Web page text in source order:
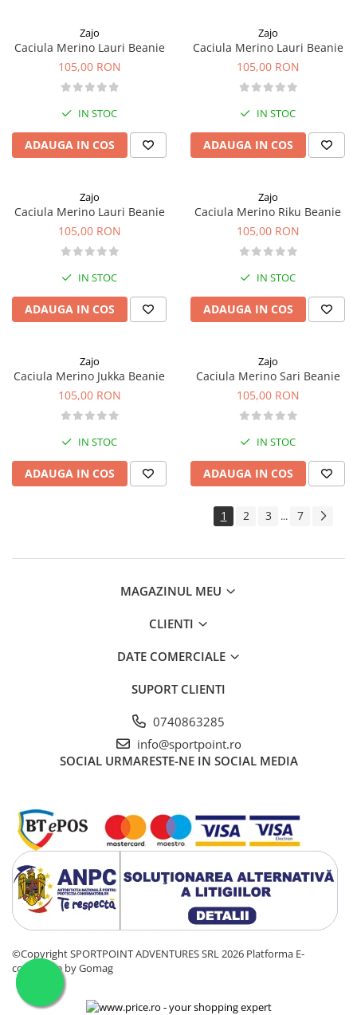
Zajo
Caciula Merino Lauri Beanie
105,00 RON
IN STOC
ADAUGA IN COS
Zajo
Caciula Merino Lauri Beanie
105,00 RON
IN STOC
ADAUGA IN COS
Zajo
Caciula Merino Lauri Beanie
105,00 RON
IN STOC
ADAUGA IN COS
Zajo
Caciula Merino Riku Beanie
105,00 RON
IN STOC
ADAUGA IN COS
Zajo
Caciula Merino Jukka Beanie
105,00 RON
IN STOC
ADAUGA IN COS
Zajo
Caciula Merino Sari Beanie
105,00 RON
IN STOC
ADAUGA IN COS
1 2 3 ... 7
MAGAZINUL MEU
CLIENTI
DATE COMERCIALE
SUPORT CLIENTI
0740863285
info@sportpoint.ro
SOCIAL URMARESTE-NE IN SOCIAL MEDIA
©Copyright SPORTPOINT ADVENTURES SRL 2026 Platforma E-
commerce by Gomag